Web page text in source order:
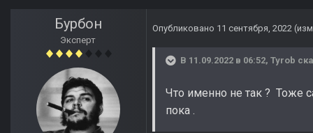
Бурбон
Эксперт
Опубликовано 11 сентября, 2022
В 11.09.2022 в 06:52, Tyrob
Что именно не так ? Тоже
пока .